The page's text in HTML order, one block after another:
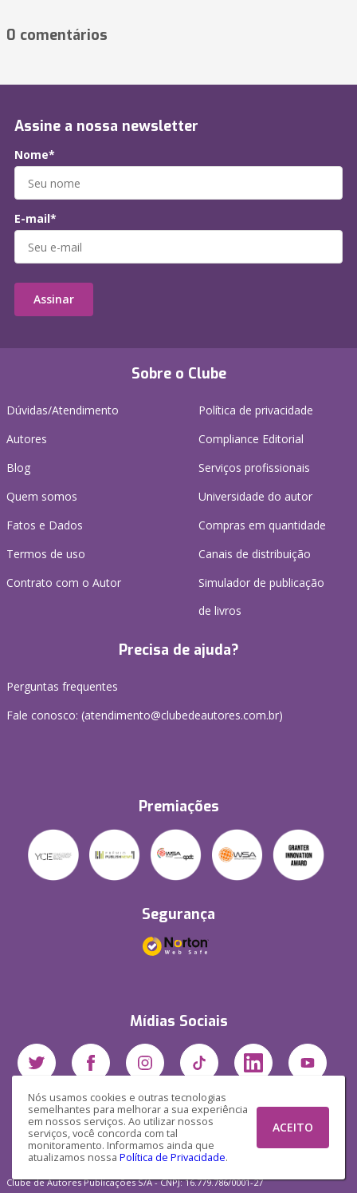
Nós usamos cookies e outras tecnologias
semelhantes para melhorar a sua experiência
em nossos serviços. Ao utilizar nossos
serviços, você concorda com tal
monitoramento. Informamos ainda que
atualizamos nossa Política de Privacidade.
ACEITO
0 comentários
Sobre o Clube
Dúvidas/Atendimento
Autores
Blog
Quem somos
Fatos e Dados
Termos de uso
Contrato com o Autor
Política de privacidade
Compliance Editorial
Serviços profissionais
Universidade do autor
Compras em quantidade
Canais de distribuição
Simulador de publicação
de livros
Precisa de ajuda?
Perguntas frequentes
Fale conosco: (atendimento@clubedeautores.com.br)
Premiações
Segurança
Mídias Sociais
Assine a nossa newsletter
Nome*
E-mail*
Assinar
Clube de Autores Publicações S/A - CNPJ: 16.779.786/0001-27